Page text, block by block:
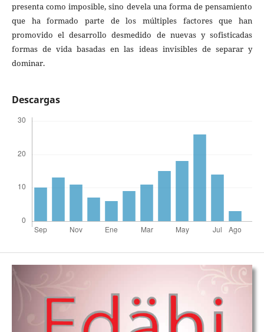
presenta como imposible, sino devela una forma de pensamiento
que ha formado parte de los múltiples factores que han
promovido el desarrollo desmedido de nuevas y sofisticadas
formas de vida basadas en las ideas invisibles de separar y
dominar.
Descargas